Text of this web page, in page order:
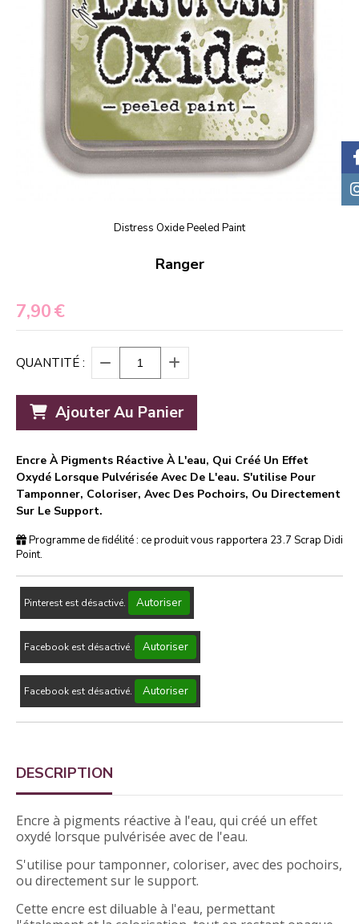
Distress Oxide Peeled Paint
Ranger
7,90€
QUANTITÉ :
Ajouter Au Panier
Encre À Pigments Réactive À L'eau, Qui Créé Un Effet
Oxydé Lorsque Pulvérisée Avec De L'eau. S'utilise Pour
Tamponner, Coloriser, Avec Des Pochoirs, Ou Directement
Sur Le Support.
Programme de fidélité : ce produit vous rapportera 23.7 Scrap Didi
Point.
Pinterest est désactivé. Autoriser
Facebook est désactivé. Autoriser
Facebook est désactivé. Autoriser
DESCRIPTION
Encre à pigments réactive à l'eau, qui créé un effet
oxydé lorsque pulvérisée avec de l'eau.
S'utilise pour tamponner, coloriser, avec des pochoirs,
ou directement sur le support.
Cette encre est diluable à l'eau, permettant